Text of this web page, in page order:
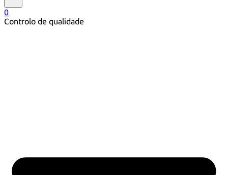
0
Controlo de qualidade